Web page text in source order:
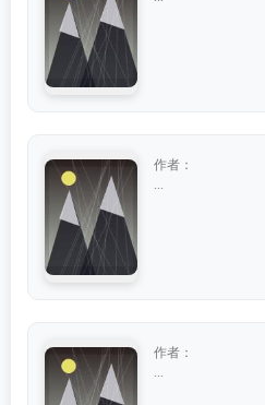
作者：
作者：